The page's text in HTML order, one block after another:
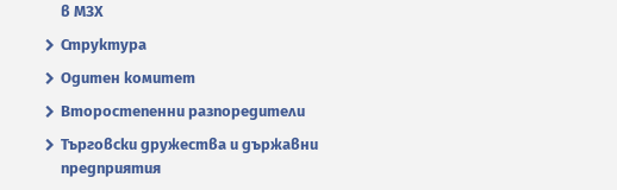
в МЗХ
Структура
Одитен комитет
Второстепенни разпоредители
Търговски дружества и държавни
предприятия